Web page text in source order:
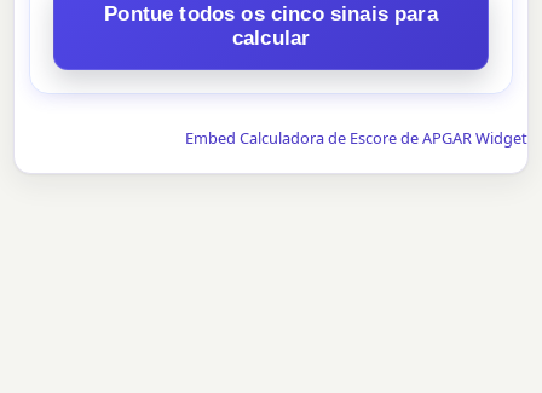
Pontue todos os cinco sinais para
calcular
Embed Calculadora de Escore de APGAR Widget